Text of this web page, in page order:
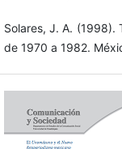
Solares, J. A. (1998).
de 1970 a 1982.